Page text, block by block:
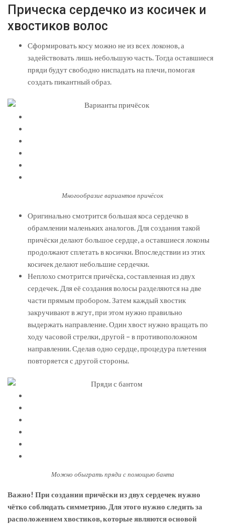
Прическа сердечко из косичек и
хвостиков волос
Сформировать косу можно не из всех локонов, а
задействовать лишь небольшую часть. Тогда оставшиеся
пряди будут свободно ниспадать на плечи, помогая
создать пикантный образ.
Многообразие вариантов причёсок
Оригинально смотрится большая коса сердечко в
обрамлении маленьких аналогов. Для создания такой
причёски делают большое сердце, а оставшиеся локоны
продолжают сплетать в косички. Впоследствии из этих
косичек делают небольшие сердечки.
Неплохо смотрится причёска, составленная из двух
сердечек. Для её создания волосы разделяются на две
части прямым пробором. Затем каждый хвостик
закручивают в жгут, при этом нужно правильно
выдержать направление. Один хвост нужно вращать по
ходу часовой стрелки, другой – в противоположном
направлении. Сделав одно сердце, процедура плетения
повторяется с другой стороны.
Можно обыграть пряди с помощью банта
Важно! При создании причёски из двух сердечек нужно
чётко соблюдать симметрию. Для этого нужно следить за
расположением хвостиков, которые являются основой